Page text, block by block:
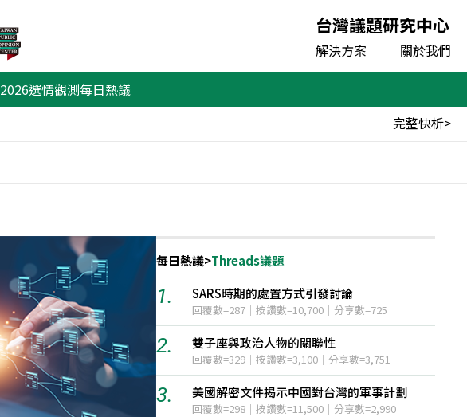
台灣議題研究中心
解決方案 關於我們
2026選情觀測每日熱議
完整快析>
每日熱議>Threads議題
1. SARS時期的處置方式引發討論
回覆數=287｜按讚數=10,700｜分享數=725
2. 雙子座與政治人物的關聯性
回覆數=329｜按讚數=3,100｜分享數=3,751
3. 美國解密文件揭示中國對台灣的軍事計劃
回覆數=298｜按讚數=11,500｜分享數=2,990